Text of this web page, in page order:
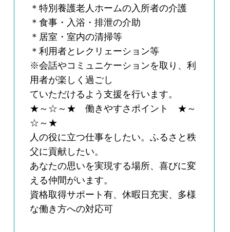
＊特別養護老人ホームの入所者の介護
＊食事・入浴・排泄の介助
＊居室・室内の清掃等
＊利用者とレクリェーション等
※会話やコミュニケーションを取り、利
用者が楽しく過ごし
ていただけるよう支援を行います。
★～☆～★ 働きやすさポイント ★～
☆～★
人の役に立つ仕事をしたい。ふるさと秩
父に貢献したい。
あなたの思いを実現する場所、喜びに変
える仲間がいます。
資格取得サポート有、休暇日充実、多様
な働き方への対応可